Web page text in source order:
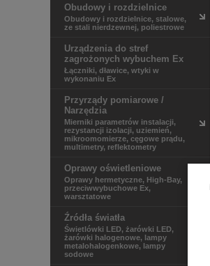
Obudowy i rozdzielnice
Obudowy i rozdzielnice, stalowe,
ze stali nierdzewnej, poliestrowe
Urządzenia do stref
zagrożonych wybuchem Ex
Łączniki, dławice, wtyki w
wykonaniu Ex
Przyrządy pomiarowe /
Narzędzia
Mierniki parametrów instalacji,
rezystancji izolacji, uziemień,
mikroomomierze, cęgowe prądu,
multimetry, reflektometry
Oprawy oświetleniowe
Oprawy hermetyczne, High-Bay,
przeciwwybuchowe Ex,
warsztatowe
Źródła światła
Świetlówki LED, żarówki LED,
żarówki halogenowe, lampy
metalohalogenkowe, lampy
sodowe